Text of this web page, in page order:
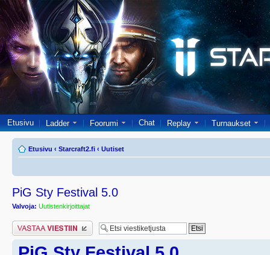
Etusivu Ladder Foorumi Chat Replay Turnaukset
Etusivu ‹ Starcraft2.fi ‹ Uutiset
PiG Sty Festival 5.0
Valvoja: Uutistenkirjoittajat
Lähetä vastaus